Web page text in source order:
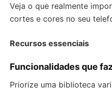
Veja o que realmente
cortes e cores no seu
Recursos essenciais
Funcionalidades que
Priorize uma biblioteca